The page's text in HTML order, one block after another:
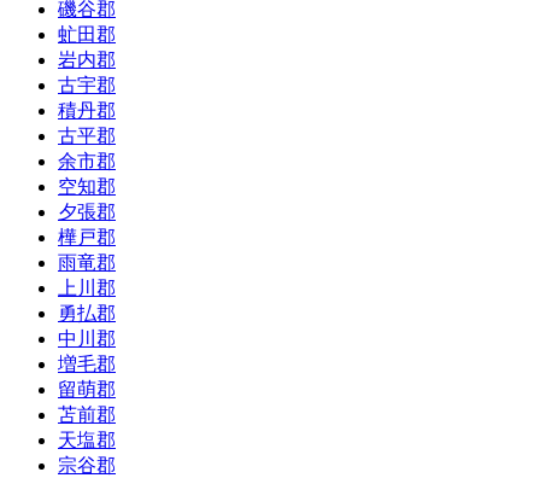
磯谷郡
虻田郡
岩内郡
古宇郡
積丹郡
古平郡
余市郡
空知郡
夕張郡
樺戸郡
雨竜郡
上川郡
勇払郡
中川郡
増毛郡
留萌郡
苫前郡
天塩郡
宗谷郡